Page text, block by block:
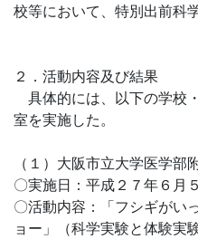
校等において、特別出前科
２．活動内容及び結果
具体的には、以下の学校
室を実施した。
（１）大阪市立大学医学部
〇実施日：平成２７年６月
〇活動内容：「フシギがい
ョー」（科学実験と体験実験